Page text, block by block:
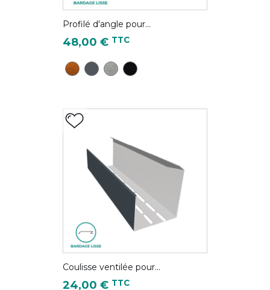
Profilé d'angle pour...
Prix
48,00 € TTC
CD28 - Chêne Doré
Gris Anthracite - RAL 7016
Gris antique - Couleur Zinc
Noir foncé - RAL 9005
Coulisse ventilée pour...
Prix
24,00 € TTC